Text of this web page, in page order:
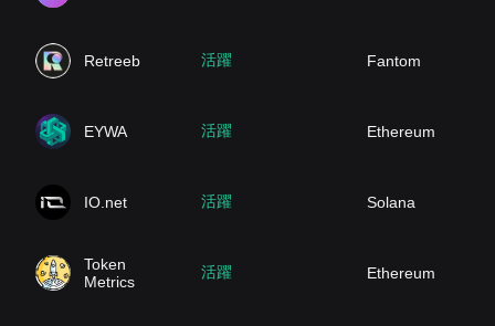
Retreeb 活躍 Fantom
EYWA 活躍 Ethereum
IO.net 活躍 Solana
Token
Metrics
活躍 Ethereum